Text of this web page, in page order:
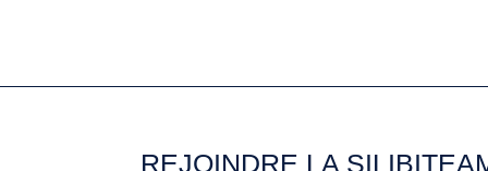
REJOINDRE LA